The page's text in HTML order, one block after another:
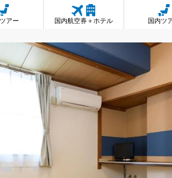
アー 国内航空券＋ホテル 国内ツ